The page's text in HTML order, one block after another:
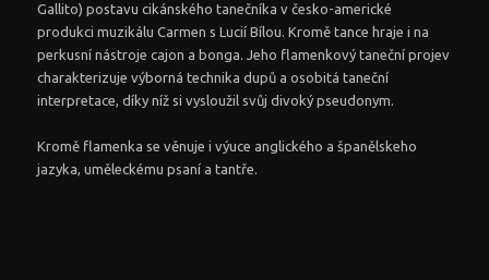
Gallito) postavu cikánského tanečníka v česko-americké
produkci muzikálu Carmen s Lucií Bílou. Kromě tance hraje i na
perkusní nástroje cajon a bonga. Jeho flamenkový taneční projev
charakterizuje výborná technika dupů a osobitá taneční
interpretace, díky níž si vysloužil svůj divoký pseudonym.
Kromě flamenka se věnuje i výuce anglického a španělskeho
jazyka, uměleckému psaní a tantře.